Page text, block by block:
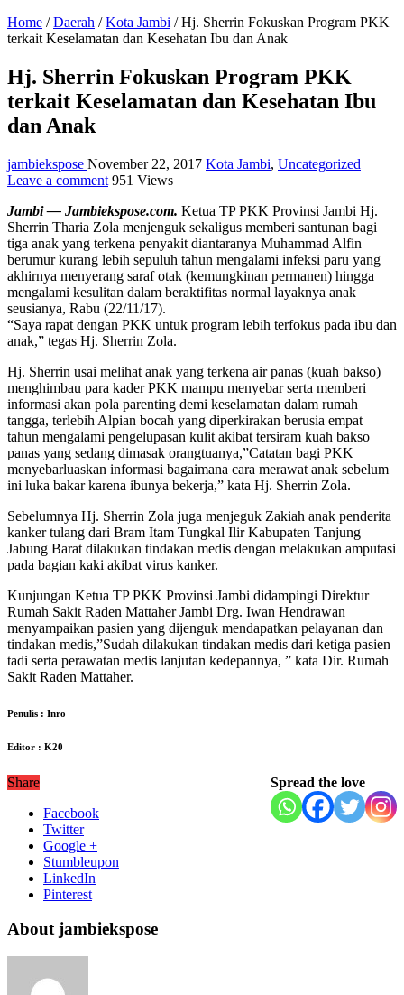
Home / Daerah / Kota Jambi / Hj. Sherrin Fokuskan Program PKK
terkait Keselamatan dan Kesehatan Ibu dan Anak
Hj. Sherrin Fokuskan Program PKK
terkait Keselamatan dan Kesehatan Ibu
dan Anak
jambiekspose November 22, 2017 Kota Jambi, Uncategorized
Leave a comment 951 Views
Jambi — Jambiekspose.com. Ketua TP PKK Provinsi Jambi Hj.
Sherrin Tharia Zola menjenguk sekaligus memberi santunan bagi
tiga anak yang terkena penyakit diantaranya Muhammad Alfin
berumur kurang lebih sepuluh tahun mengalami infeksi paru yang
akhirnya menyerang saraf otak (kemungkinan permanen) hingga
mengalami kesulitan dalam beraktifitas normal layaknya anak
seusianya, Rabu (22/11/17).
“Saya rapat dengan PKK untuk program lebih terfokus pada ibu dan
anak,” tegas Hj. Sherrin Zola.
Hj. Sherrin usai melihat anak yang terkena air panas (kuah bakso)
menghimbau para kader PKK mampu menyebar serta memberi
informasi akan pola parenting demi keselamatan dalam rumah
tangga, terlebih Alpian bocah yang diperkirakan berusia empat
tahun mengalami pengelupasan kulit akibat tersiram kuah bakso
panas yang sedang dimasak orangtuanya,”Catatan bagi PKK
menyebarluaskan informasi bagaimana cara merawat anak sebelum
ini luka bakar karena ibunya bekerja,” kata Hj. Sherrin Zola.
Sebelumnya Hj. Sherrin Zola juga menjeguk Zakiah anak penderita
kanker tulang dari Bram Itam Tungkal Ilir Kabupaten Tanjung
Jabung Barat dilakukan tindakan medis dengan melakukan amputasi
pada bagian kaki akibat virus kanker.
Kunjungan Ketua TP PKK Provinsi Jambi didampingi Direktur
Rumah Sakit Raden Mattaher Jambi Drg. Iwan Hendrawan
menyampaikan pasien yang dijenguk mendapatkan pelayanan dan
tindakan medis,”Sudah dilakukan tindakan medis dari ketiga pasien
tadi serta perawatan medis lanjutan kedepannya, ” kata Dir. Rumah
Sakit Raden Mattaher.
Penulis : Inro
Editor : K20
Spread the love
Share
Facebook
Twitter
Google +
Stumbleupon
LinkedIn
Pinterest
About jambiekspose